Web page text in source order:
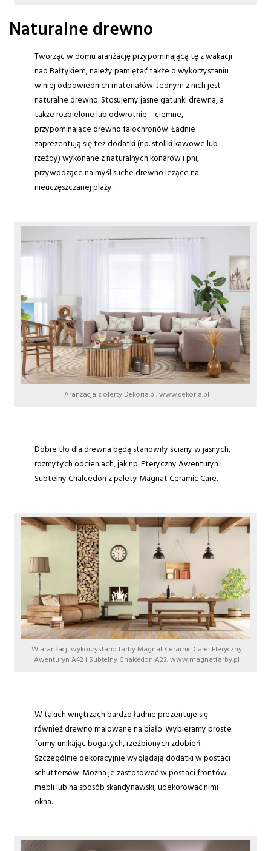
Naturalne drewno
Tworząc w domu aranżację przypominającą tę z wakacji
nad Bałtykiem, należy pamiętać także o wykorzystaniu
w niej odpowiednich materiałów. Jednym z nich jest
naturalne drewno. Stosujemy jasne gatunki drewna, a
także rozbielone lub odwrotnie – ciemne,
przypominające drewno falochronów. Ładnie
zaprezentują się też dodatki (np. stoliki kawowe lub
rzeźby) wykonane z naturalnych konarów i pni,
przywodzące na myśl suche drewno leżące na
nieuczęszczanej plaży.
Aranżacja z oferty Dekoria.pl. www.dekoria.pl
Dobre tło dla drewna będą stanowiły ściany w jasnych,
rozmytych odcieniach, jak np. Eteryczny Awenturyn i
Subtelny Chalcedon z palety Magnat Ceramic Care.
W aranżacji wykorzystano farby Magnat Ceramic Care: Eteryczny
Awenturyn A42 i Subtelny Chalcedon A23. www.magnatfarby.pl
W takich wnętrzach bardzo ładnie prezentuje się
również drewno malowane na biało. Wybieramy proste
formy unikając bogatych, rzeźbionych zdobień.
Szczególnie dekoracyjnie wyglądają dodatki w postaci
schuttersów. Można je zastosować w postaci frontów
mebli lub na sposób skandynawski, udekorować nimi
okna.